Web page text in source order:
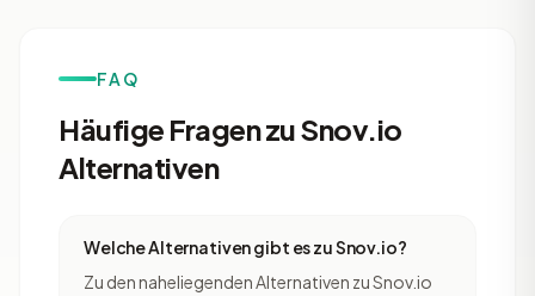
FAQ
Häufige Fragen zu Snov.io
Alternativen
Welche Alternativen gibt es zu Snov.io?
Zu den naheliegenden Alternativen zu Snov.io